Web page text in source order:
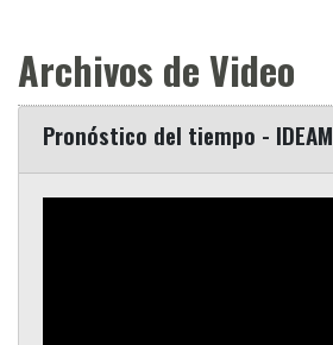
Archivos de Video
Pronóstico del tiempo - IDEAM